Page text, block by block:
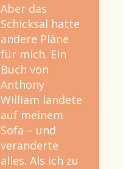
Aber das
Schicksal hatte
andere Pläne
für mich. Ein
Buch von
Anthony
William landete
auf meinem
Sofa – und
veränderte
alles. Als ich zu